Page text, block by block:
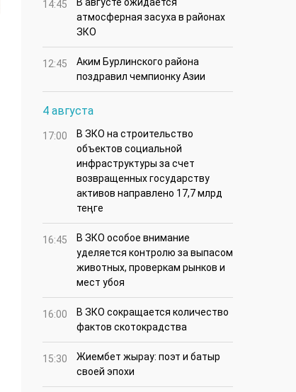
14:45
В августе ожидается
атмосферная засуха в районах
ЗКО
12:45
Аким Бурлинского района
поздравил чемпионку Азии
4 августа
17:00
В ЗКО на строительство
объектов социальной
инфраструктуры за счет
возвращенных государству
активов направлено 17,7 млрд
теңге
16:45
В ЗКО особое внимание
уделяется контролю за выпасом
животных, проверкам рынков и
мест убоя
16:00
В ЗКО сокращается количество
фактов скотокрадства
15:30
Жиембет жырау: поэт и батыр
своей эпохи